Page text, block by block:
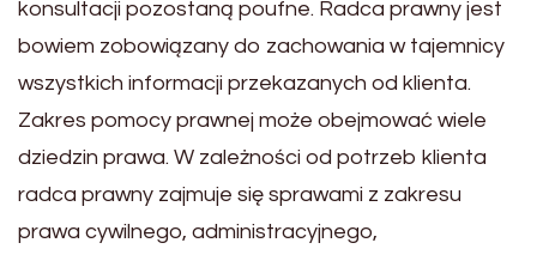
konsultacji pozostaną poufne. Radca prawny jest
bowiem zobowiązany do zachowania w tajemnicy
wszystkich informacji przekazanych od klienta.
Zakres pomocy prawnej może obejmować wiele
dziedzin prawa. W zależności od potrzeb klienta
radca prawny zajmuje się sprawami z zakresu
prawa cywilnego, administracyjnego,